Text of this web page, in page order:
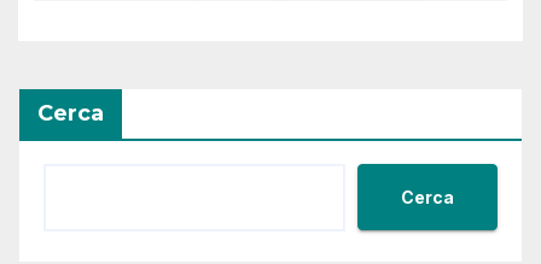
Cerca
Cerca